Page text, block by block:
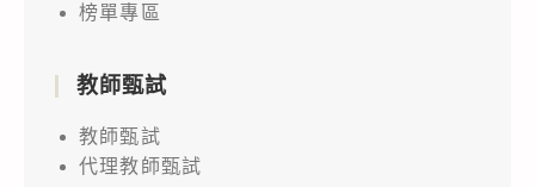
榜單專區
教師甄試
教師甄試
代理教師甄試